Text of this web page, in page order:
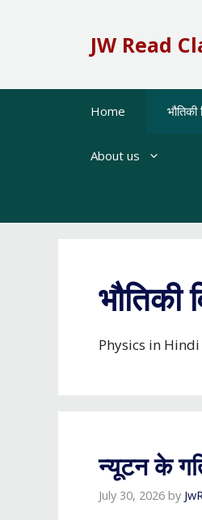
JW Read
Home
About us
भौतिकी
Physics in Hindi
न्यूटन के
July 30, 2026 by